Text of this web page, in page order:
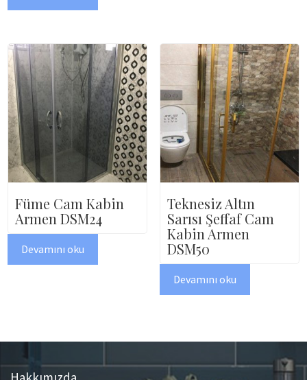
Füme Cam Kabin
Armen DSM24
Devamını oku
Teknesiz Altın
Sarısı Şeffaf Cam
Kabin Armen
DSM50
Devamını oku